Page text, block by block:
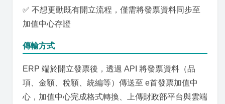
✅ 不想更動既有開立流程，僅需將發票資料同步至
加值中心存證
傳輸方式
ERP 端於開立發票後，透過 API 將發票資料（品
項、金額、稅額、統編等）傳送至 e首發票加值中
心，加值中心完成格式轉換、上傳財政部平台與雲端